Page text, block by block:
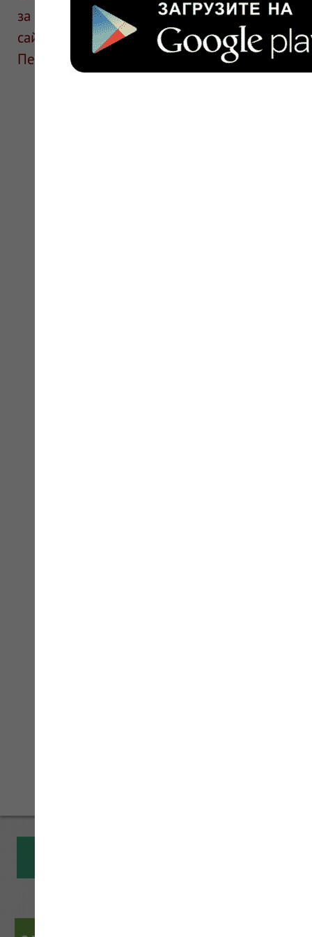
за информацию в отзывах. Описание
сайте для ознакомления и не является
Перед применением необходима